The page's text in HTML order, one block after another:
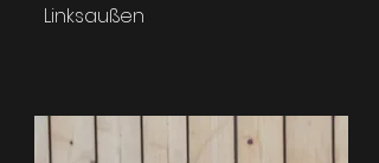
Linksaußen